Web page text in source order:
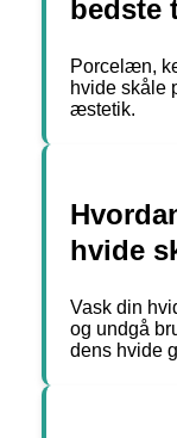
bedste
Porcelæn,
hvide skåle
æstetik.
hvide
Vask din
og undgå
dens hvide